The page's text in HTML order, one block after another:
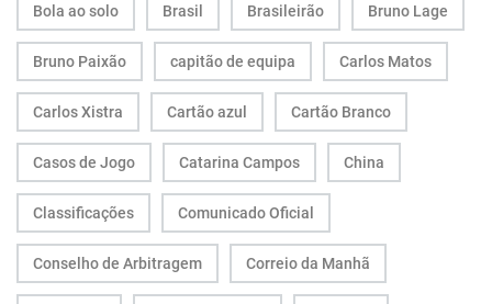
Bola ao solo Brasil Brasileirão Bruno Lage
Bruno Paixão capitão de equipa Carlos Matos
Carlos Xistra Cartão azul Cartão Branco
Casos de Jogo Catarina Campos China
Classificações Comunicado Oficial
Conselho de Arbitragem Correio da Manhã